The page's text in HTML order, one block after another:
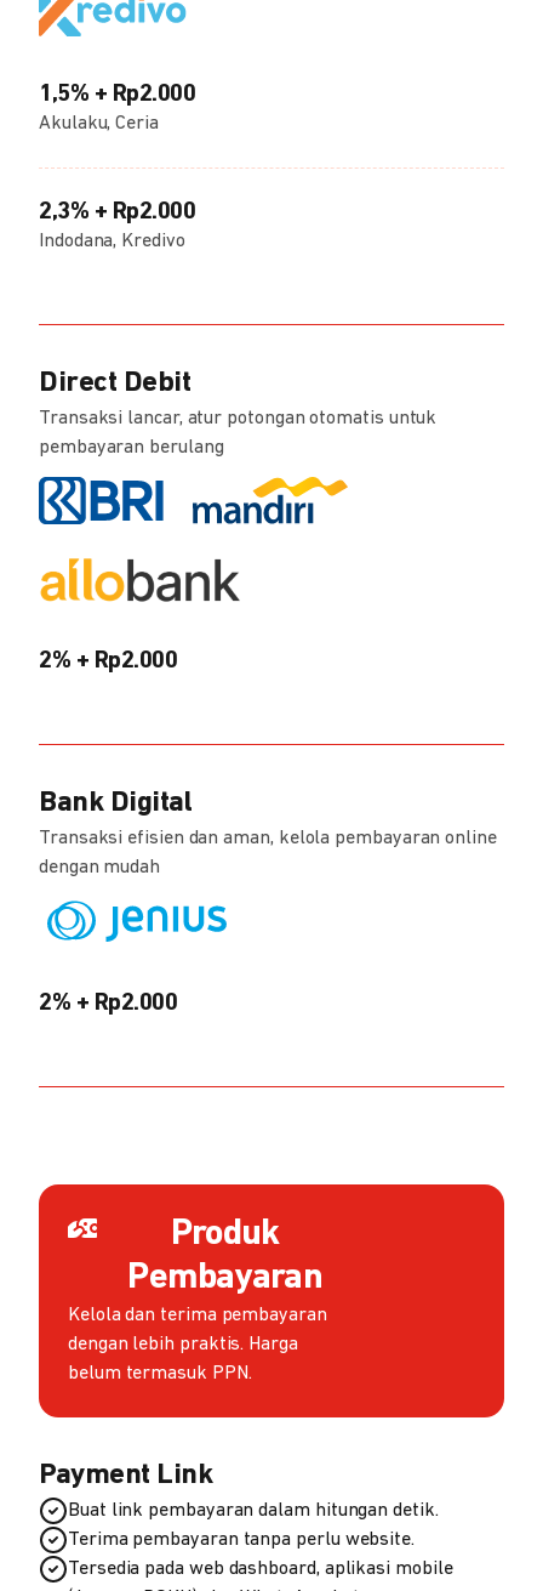
1,5% + Rp2.000
Akulaku, Ceria
2,3% + Rp2.000
Indodana, Kredivo
Direct Debit
Transaksi lancar, atur potongan otomatis untuk
pembayaran berulang
2% + Rp2.000
Bank Digital
Transaksi efisien dan aman, kelola pembayaran online
dengan mudah
2% + Rp2.000
Produk
Pembayaran
Kelola dan terima pembayaran
dengan lebih praktis. Harga
belum termasuk PPN.
Payment Link
Buat link pembayaran dalam hitungan detik.
Terima pembayaran tanpa perlu website.
Tersedia pada web dashboard, aplikasi mobile